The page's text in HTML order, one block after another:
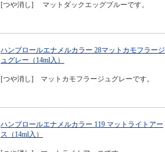
[つや消し] マットダックエッグブルーです。
ハンブロールエナメルカラー 28マットカモフラージ
ュグレー（14ml入）
[つや消し] マットカモフラージュグレーです。
ハンブロールエナメルカラー 119 マットライトアー
ス（14ml入）